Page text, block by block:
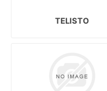
TELISTO